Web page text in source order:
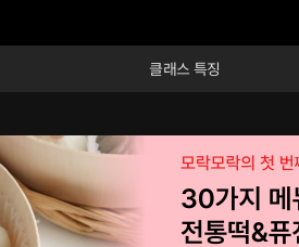
클래스 특징